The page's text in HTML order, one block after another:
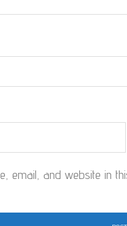
email, and website in